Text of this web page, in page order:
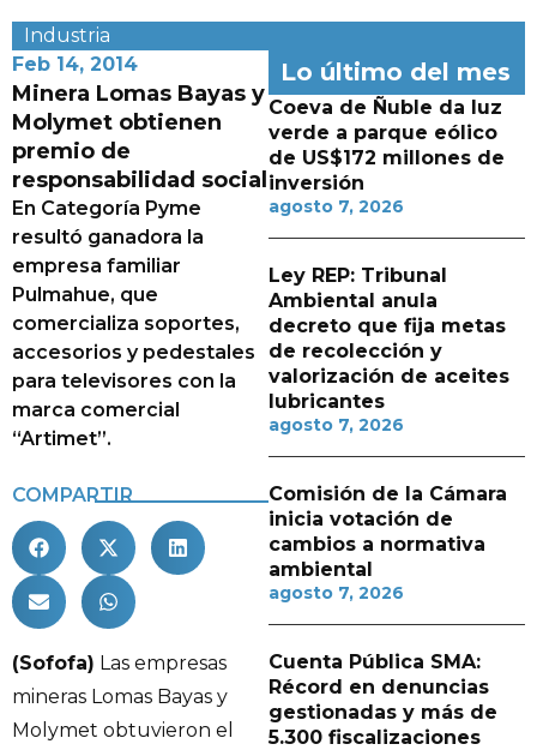
Industria
Feb 14, 2014
Minera Lomas Bayas y
Molymet obtienen
premio de
responsabilidad social
En Categoría Pyme
resultó ganadora la
empresa familiar
Pulmahue, que
comercializa soportes,
accesorios y pedestales
para televisores con la
marca comercial
“Artimet”.
COMPARTIR
(Sofofa) Las empresas
mineras Lomas Bayas y
Molymet obtuvieron el
Lo último del mes
Coeva de Ñuble da luz
verde a parque eólico
de US$172 millones de
inversión
agosto 7, 2026
Ley REP: Tribunal
Ambiental anula
decreto que fija metas
de recolección y
valorización de aceites
lubricantes
agosto 7, 2026
Comisión de la Cámara
inicia votación de
cambios a normativa
ambiental
agosto 7, 2026
Cuenta Pública SMA:
Récord en denuncias
gestionadas y más de
5.300 fiscalizaciones